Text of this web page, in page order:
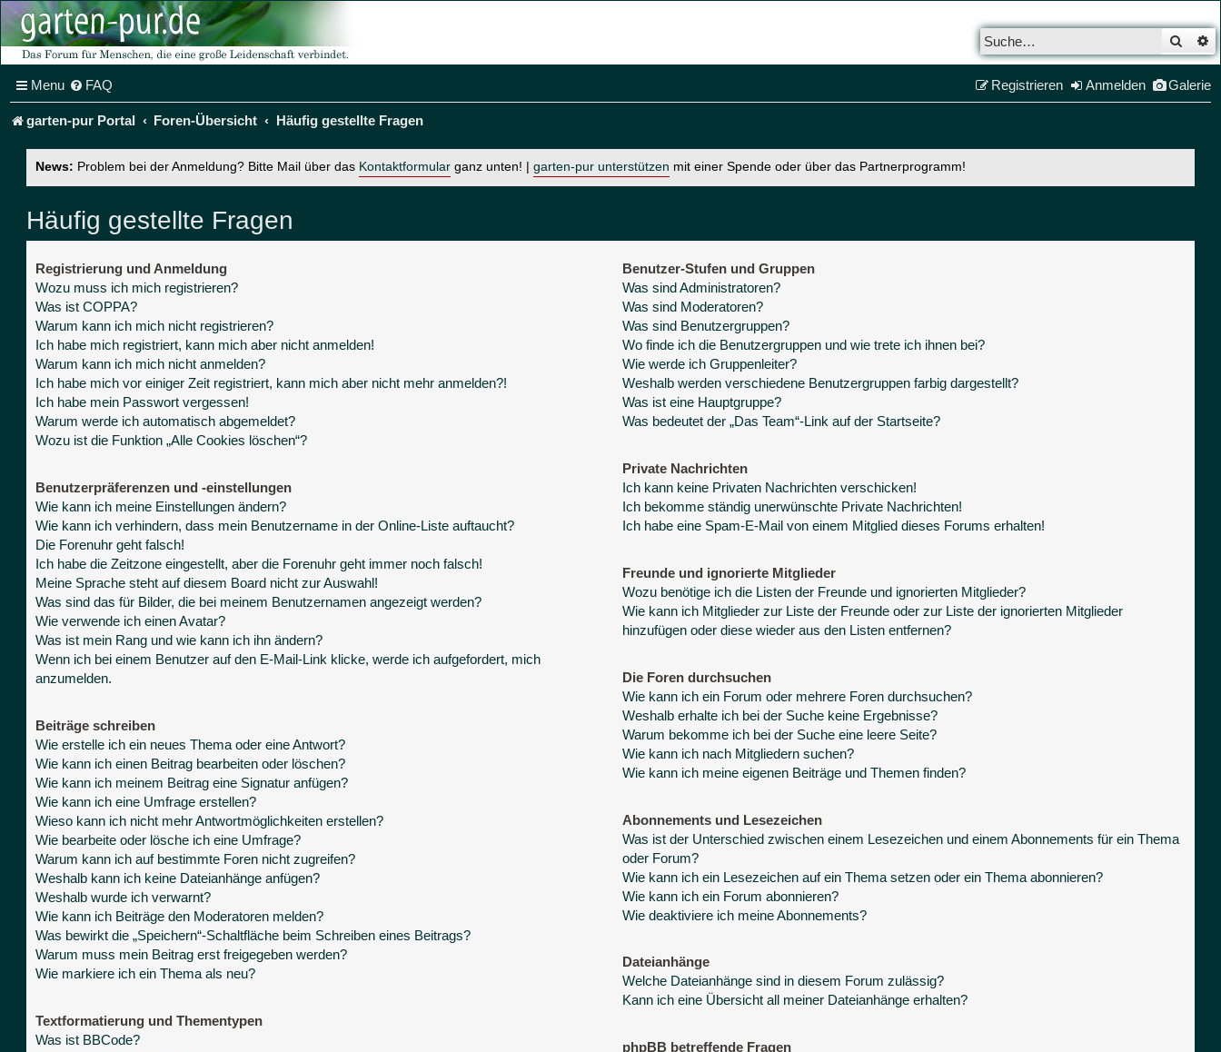
Menu FAQ Galerie
Anmelden
Registrieren
garten-pur Portal Foren-Übersicht Häufig gestellte Fragen
News: Problem bei der Anmeldung? Bitte Mail über das Kontaktformular ganz unten! | garten-pur unterstützen mit einer Spende oder über das Partnerprogramm!
Häufig gestellte Fragen
Registrierung und Anmeldung
Wozu muss ich mich registrieren?
Was ist COPPA?
Warum kann ich mich nicht registrieren?
Ich habe mich registriert, kann mich aber nicht anmelden!
Warum kann ich mich nicht anmelden?
Ich habe mich vor einiger Zeit registriert, kann mich aber nicht mehr anmelden?!
Ich habe mein Passwort vergessen!
Warum werde ich automatisch abgemeldet?
Wozu ist die Funktion „Alle Cookies löschen“?
Benutzerpräferenzen und -einstellungen
Wie kann ich meine Einstellungen ändern?
Wie kann ich verhindern, dass mein Benutzername in der Online-Liste auftaucht?
Die Forenuhr geht falsch!
Ich habe die Zeitzone eingestellt, aber die Forenuhr geht immer noch falsch!
Meine Sprache steht auf diesem Board nicht zur Auswahl!
Was sind das für Bilder, die bei meinem Benutzernamen angezeigt werden?
Wie verwende ich einen Avatar?
Was ist mein Rang und wie kann ich ihn ändern?
Wenn ich bei einem Benutzer auf den E-Mail-Link klicke, werde ich aufgefordert, mich
anzumelden.
Beiträge schreiben
Wie erstelle ich ein neues Thema oder eine Antwort?
Wie kann ich einen Beitrag bearbeiten oder löschen?
Wie kann ich meinem Beitrag eine Signatur anfügen?
Wie kann ich eine Umfrage erstellen?
Wieso kann ich nicht mehr Antwortmöglichkeiten erstellen?
Wie bearbeite oder lösche ich eine Umfrage?
Warum kann ich auf bestimmte Foren nicht zugreifen?
Weshalb kann ich keine Dateianhänge anfügen?
Weshalb wurde ich verwarnt?
Wie kann ich Beiträge den Moderatoren melden?
Was bewirkt die „Speichern“-Schaltfläche beim Schreiben eines Beitrags?
Warum muss mein Beitrag erst freigegeben werden?
Wie markiere ich ein Thema als neu?
Textformatierung und Thementypen
Was ist BBCode?
Benutzer-Stufen und Gruppen
Was sind Administratoren?
Was sind Moderatoren?
Was sind Benutzergruppen?
Wo finde ich die Benutzergruppen und wie trete ich ihnen bei?
Wie werde ich Gruppenleiter?
Weshalb werden verschiedene Benutzergruppen farbig dargestellt?
Was ist eine Hauptgruppe?
Was bedeutet der „Das Team“-Link auf der Startseite?
Private Nachrichten
Ich kann keine Privaten Nachrichten verschicken!
Ich bekomme ständig unerwünschte Private Nachrichten!
Ich habe eine Spam-E-Mail von einem Mitglied dieses Forums erhalten!
Freunde und ignorierte Mitglieder
Wozu benötige ich die Listen der Freunde und ignorierten Mitglieder?
Wie kann ich Mitglieder zur Liste der Freunde oder zur Liste der ignorierten Mitglieder
hinzufügen oder diese wieder aus den Listen entfernen?
Die Foren durchsuchen
Wie kann ich ein Forum oder mehrere Foren durchsuchen?
Weshalb erhalte ich bei der Suche keine Ergebnisse?
Warum bekomme ich bei der Suche eine leere Seite?
Wie kann ich nach Mitgliedern suchen?
Wie kann ich meine eigenen Beiträge und Themen finden?
Abonnements und Lesezeichen
Was ist der Unterschied zwischen einem Lesezeichen und einem Abonnements für ein Thema
oder Forum?
Wie kann ich ein Lesezeichen auf ein Thema setzen oder ein Thema abonnieren?
Wie kann ich ein Forum abonnieren?
Wie deaktiviere ich meine Abonnements?
Dateianhänge
Welche Dateianhänge sind in diesem Forum zulässig?
Kann ich eine Übersicht all meiner Dateianhänge erhalten?
phpBB betreffende Fragen